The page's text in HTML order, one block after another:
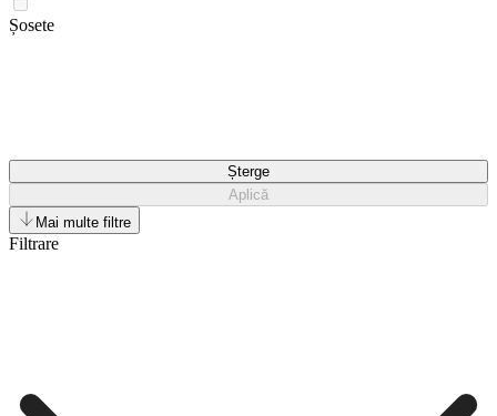
Șosete
Șterge
Aplică
Mai multe filtre
Filtrare